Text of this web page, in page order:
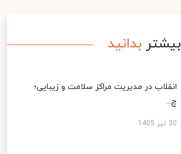
بیشتر بدانید
انقلاب در مدیریت مراکز سلامت و زیبایی؛
چ...
30 تیر 1405